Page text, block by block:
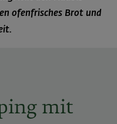
ofenfrisches Brot und
mit